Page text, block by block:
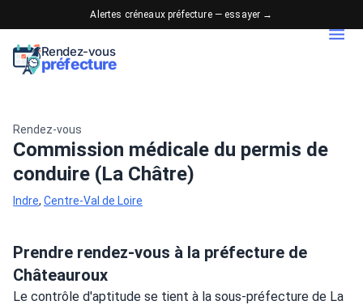
Alertes créneaux préfecture — essayer →
Rendez-vous
préfecture
Rendez-vous
Commission médicale du permis de
conduire (La Châtre)
Indre, Centre-Val de Loire
Prendre rendez-vous à la préfecture de
Châteauroux
Le contrôle d'aptitude se tient à la sous-préfecture de La